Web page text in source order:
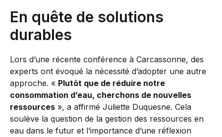
En quête de solutions
durables
Lors d’une récente conférence à Carcassonne, des
experts ont évoqué la nécessité d’adopter une autre
approche. « Plutôt que de réduire notre
consommation d’eau, cherchons de nouvelles
ressources », a affirmé Juliette Duquesne. Cela
soulève la question de la gestion des ressources en
eau dans le futur et l’importance d’une réflexion